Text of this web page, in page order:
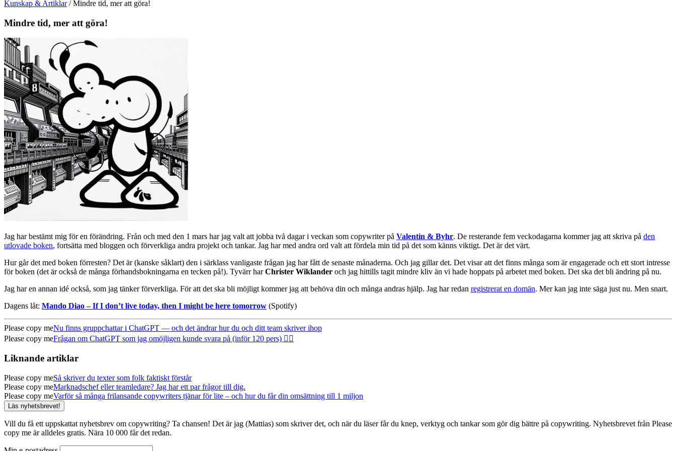
Kunskap & Artiklar/Mindre tid, mer att göra!
Mindre tid, mer att göra!
Jag har bestämt mig för en förändring. Från och med den 1 mars har jag valt att jobba två dagar i veckan som copywriter på Valentin & Byhr. De resterande fem veckodagarna kommer jag att skriva på den
utlovade boken, fortsätta med bloggen och förverkliga andra projekt och tankar. Jag har med andra ord valt att fördela min tid på det som känns viktigt. Det är det värt.
Hur går det med boken förresten? Det är (kanske såklart) den i särklass vanligaste frågan jag har fått de senaste månaderna. Och jag gillar det. Det visar att det finns många som är engagerade och ett stort intresse
för boken (det är också de många förhandsbokningarna en tecken på!). Tyvärr harChrister Wiklander och jag hittills tagit mindre kliv än vi hade hoppats på arbetet med boken. Det ska det bli ändring på nu.
Jag har en annan idé också, som jag tänker förverkliga. För att det ska bli möjligt kommer jag att behöva din och många andras hjälp. Jag har redan registrerat en domän. Mer kan jag inte säga just nu. Men snart.
Dagens låt: Mando Diao – If I don’t live today, then I might be here tomorrow (Spotify)
Please copy meNu finns gruppchattar i ChatGPT — och det ändrar hur du och ditt team skriver ihop
Please copy meFrågan om ChatGPT som jag omöjligen kunde svara på (inför 120 pers) 🤦‍♂️
Liknande artiklar
Please copy meSå skriver du texter som folk faktiskt förstår
Please copy meMarknadschef eller teamledare? Jag har ett par frågor till dig.
Please copy meVarför så många frilansande copywriters tjänar för lite – och hur du får din omsättning till 1 miljon
Läs nyhetsbrevet!
Vill du få ett uppskattat nyhetsbrev om copywriting? Ta chansen! Det är jag (Mattias) som skriver det, och när du läser får du knep, verktyg och tankar som gör dig bättre på copywriting. Nyhetsbrevet från Please
copy me är alldeles gratis. Nära 10 000 får det redan.